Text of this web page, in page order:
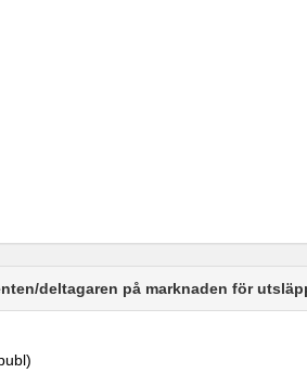
deltagaren på marknaden för